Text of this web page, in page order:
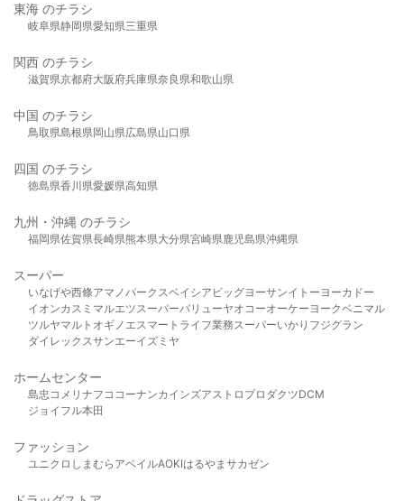
東海 のチラシ
岐阜県静岡県愛知県三重県
関西 のチラシ
滋賀県京都府大阪府兵庫県奈良県和歌山県
中国 のチラシ
鳥取県島根県岡山県広島県山口県
四国 のチラシ
徳島県香川県愛媛県高知県
九州・沖縄 のチラシ
福岡県佐賀県長崎県熊本県大分県宮崎県鹿児島県沖縄県
スーパー
いなげや西條アマノパークスベイシア ビッグヨーサンイトーヨーカドー
イオンカスミ マルエツスーパーバリューヤオコーオーケー ヨークベニマル
ツルヤマルト オギノ エスマート ライフ業務スーパーいかり フジグラン
ダイレックスサンエーイズミヤ
ホームセンター
島忠 コメリ ナフコ コーナンカインズアストロプロダクツDCM
ジョイフル本田
ファッション
ユニクロ しまむら アベイルAOKIはるやま サカゼン